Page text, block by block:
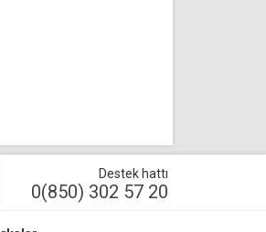
Destek hattı
0(850) 302 57 20